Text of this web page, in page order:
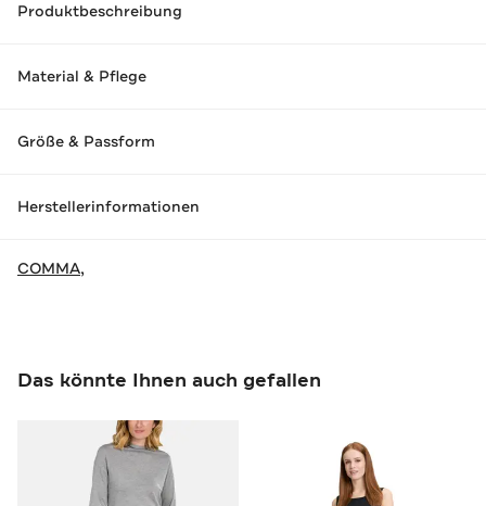
Produktbeschreibung
Material & Pflege
Größe & Passform
Herstellerinformationen
COMMA,
Das könnte Ihnen auch gefallen